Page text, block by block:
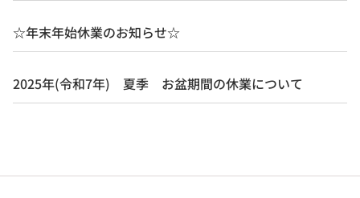
☆年末年始休業のお知らせ☆
2025年(令和7年) 夏季 お盆期間の休業について